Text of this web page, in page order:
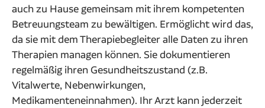
auch zu Hause gemeinsam mit ihrem kompetenten
Betreuungsteam zu bewältigen. Ermöglicht wird das,
da sie mit dem Therapiebegleiter alle Daten zu ihren
Therapien managen können. Sie dokumentieren
regelmäßig ihren Gesundheitszustand (z.B.
Vitalwerte, Nebenwirkungen,
Medikamenteneinnahmen). Ihr Arzt kann jederzeit